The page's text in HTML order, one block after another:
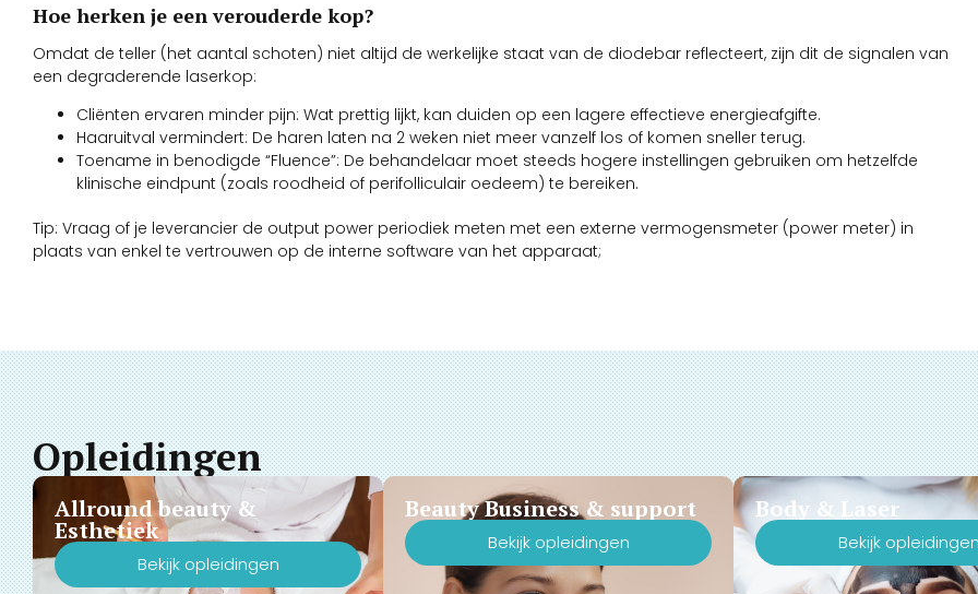
Hoe herken je een verouderde kop?
Omdat de teller (het aantal schoten) niet altijd de werkelijke staat van de diodebar reflecteert, zijn dit de signalen van
een degraderende laserkop:
Cliënten ervaren minder pijn: Wat prettig lijkt, kan duiden op een lagere effectieve energieafgifte.
Haaruitval vermindert: De haren laten na 2 weken niet meer vanzelf los of komen sneller terug.
Toename in benodigde “Fluence”: De behandelaar moet steeds hogere instellingen gebruiken om hetzelfde
klinische eindpunt (zoals roodheid of perifolliculair oedeem) te bereiken.
Tip: Vraag of je leverancier de output power periodiek meten met een externe vermogensmeter (power meter) in
plaats van enkel te vertrouwen op de interne software van het apparaat;
Opleidingen
Allround beauty &
Esthetiek
Bekijk opleidingen
Beauty Business & support
Bekijk opleidingen
Body & Laser
Bekijk